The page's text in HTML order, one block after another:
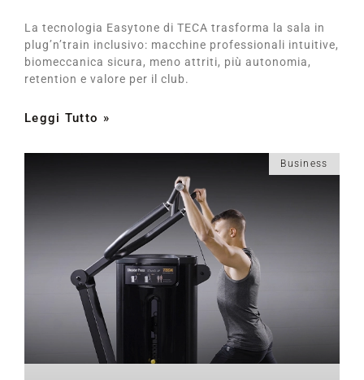
La tecnologia Easytone di TECA trasforma la sala in
plug’n’train inclusivo: macchine professionali intuitive,
biomeccanica sicura, meno attriti, più autonomia,
retention e valore per il club.
Leggi Tutto »
Business